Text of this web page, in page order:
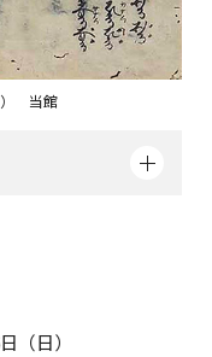
） 当館
（日）